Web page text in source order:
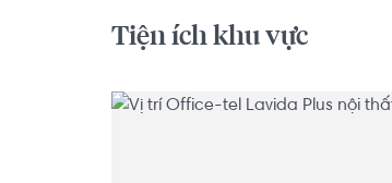
Tiện ích khu vực